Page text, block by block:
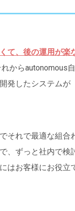
て、後の運用が楽
からautonomous
発したシステムが
れで最適な組
ずっと社内で
お客様にお役立